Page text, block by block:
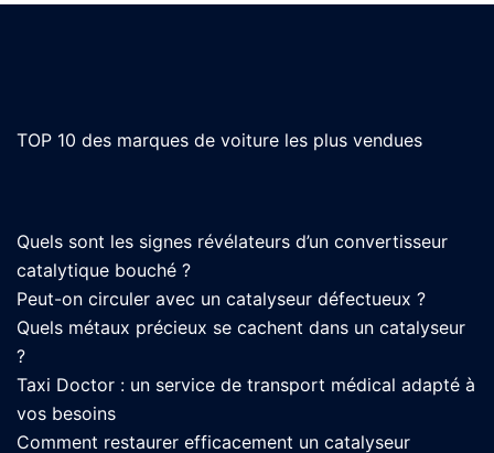
TOP 10 des marques de voiture les plus vendues
Quels sont les signes révélateurs d’un convertisseur
catalytique bouché ?
Peut-on circuler avec un catalyseur défectueux ?
Quels métaux précieux se cachent dans un catalyseur
?
Taxi Doctor : un service de transport médical adapté à
vos besoins
Comment restaurer efficacement un catalyseur